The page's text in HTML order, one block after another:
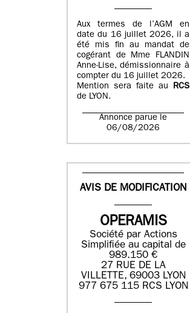
Aux termes de l’AGM en
date du 16 juillet 2026, il a
été mis fin au mandat de
cogérant de Mme FLANDIN
Anne-Lise, démissionnaire à
compter du 16 juillet 2026.
Mention sera faite au RCS
de LYON.
Annonce parue le
06/08/2026
AVIS DE MODIFICATION
OPERAMIS
Société par Actions
Simplifiée au capital de
989.150 €
27 RUE DE LA
VILLETTE, 69003 LYON
977 675 115 RCS LYON